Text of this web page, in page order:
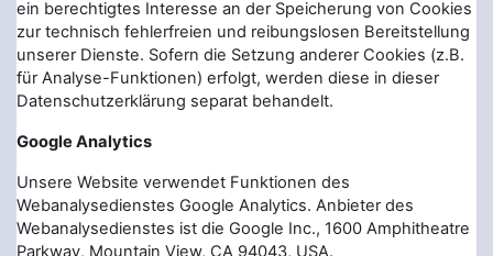
ein berechtigtes Interesse an der Speicherung von Cookies
zur technisch fehlerfreien und reibungslosen Bereitstellung
unserer Dienste. Sofern die Setzung anderer Cookies (z.B.
für Analyse-Funktionen) erfolgt, werden diese in dieser
Datenschutzerklärung separat behandelt.
Google Analytics
Unsere Website verwendet Funktionen des
Webanalysedienstes Google Analytics. Anbieter des
Webanalysedienstes ist die Google Inc., 1600 Amphitheatre
Parkway, Mountain View, CA 94043, USA.